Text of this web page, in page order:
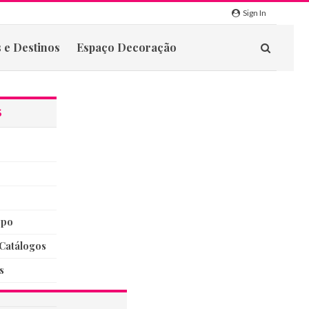
Sign In
e Destinos Espaço Decoração